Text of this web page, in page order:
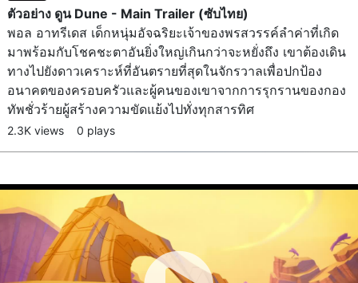
ตัวอย่าง ดูน Dune - Main Trailer (ซับไทย)
พอล อาทรีเดส เด็กหนุ่มอัจฉริยะเจ้าของพรสวรรค์ลำค่าที่เกิด
มาพร้อมกับโชคชะตาอันยิ่งใหญ่เกินกว่าจะหยั่งถึง เขาต้องเดิน
ทางไปยังดาวเคราะห์ที่อันตรายที่สุดในจักรวาลเพื่อปกป้อง
อนาคตของครอบครัวและผู้คนของเขาจากการรุกรานของกอง
ทัพชั่วร้ายผู้สร้างความขัดแย้งไปทั่งทุกสารทิศ
2.3K views 0 plays